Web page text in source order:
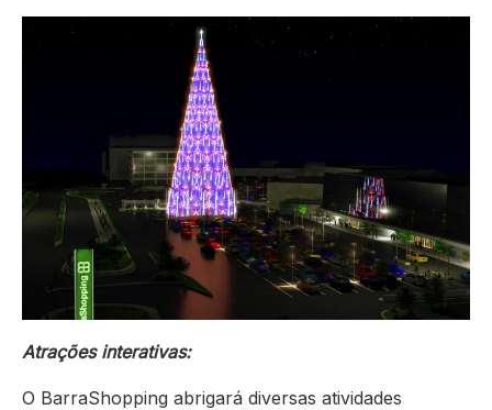
Atrações interativas:
O BarraShopping abrigará diversas atividades